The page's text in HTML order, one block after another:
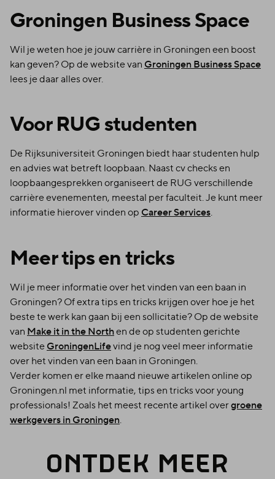
Groningen Business Space
Wil je weten hoe je jouw carrière in Groningen een boost
kan geven? Op de website van Groningen Business Space
lees je daar alles over.
Voor RUG studenten
De Rijksuniversiteit Groningen biedt haar studenten hulp
en advies wat betreft loopbaan. Naast cv checks en
loopbaangesprekken organiseert de RUG verschillende
carrière evenementen, meestal per faculteit. Je kunt meer
informatie hierover vinden op Career Services.
Meer tips en tricks
Wil je meer informatie over het vinden van een baan in
Groningen? Of extra tips en tricks krijgen over hoe je het
beste te werk kan gaan bij een sollicitatie? Op de website
van Make it in the Northen de op studenten gerichte
website GroningenLifevind je nog veel meer informatie
over het vinden van een baan in Groningen.
Verder komen er elke maand nieuwe artikelen online op
Groningen.nl met informatie, tips en tricks voor young
professionals! Zoals het meest recente artikel overgroene
werkgevers in Groningen.
ONT­DEK MEER